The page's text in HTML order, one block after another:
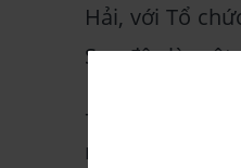
Hải, với Tổ
Sau đây là
- Purslane là
nhẵn.